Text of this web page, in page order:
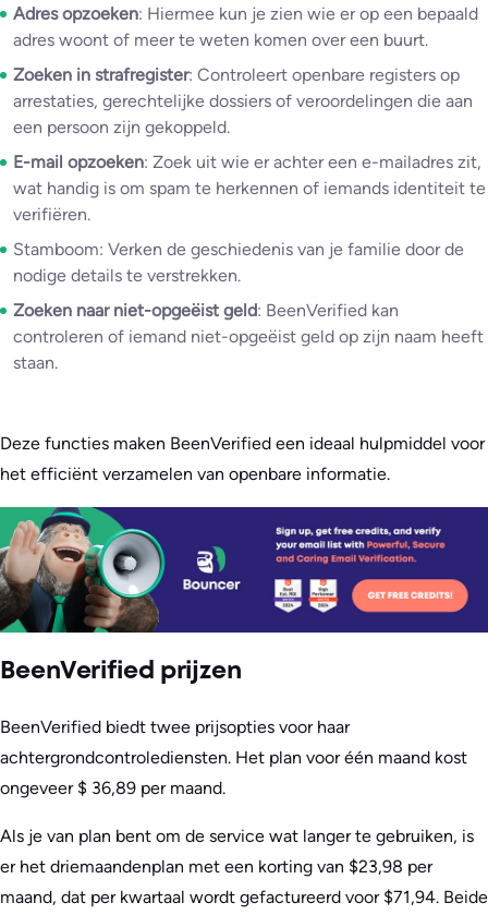
Adres opzoeken: Hiermee kun je zien wie er op een bepaald
adres woont of meer te weten komen over een buurt.
Zoeken in strafregister: Controleert openbare registers op
arrestaties, gerechtelijke dossiers of veroordelingen die aan
een persoon zijn gekoppeld.
E-mail opzoeken: Zoek uit wie er achter een e-mailadres zit,
wat handig is om spam te herkennen of iemands identiteit te
verifiëren.
Stamboom: Verken de geschiedenis van je familie door de
nodige details te verstrekken.
Zoeken naar niet-opgeëist geld: BeenVerified kan
controleren of iemand niet-opgeëist geld op zijn naam heeft
staan.
Deze functies maken BeenVerified een ideaal hulpmiddel voor
het efficiënt verzamelen van openbare informatie.
BeenVerified prijzen
BeenVerified biedt twee prijsopties voor haar
achtergrondcontrolediensten. Het plan voor één maand kost
ongeveer $ 36,89 per maand.
Als je van plan bent om de service wat langer te gebruiken, is
er het driemaandenplan met een korting van $23,98 per
maand, dat per kwartaal wordt gefactureerd voor $71,94. Beide